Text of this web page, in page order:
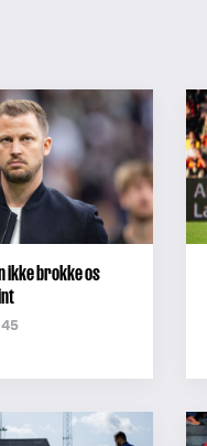
ikke brokke os